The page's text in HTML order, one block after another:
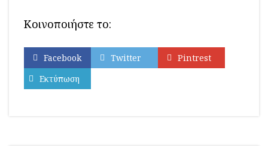
Κοινοποιήστε το:
Facebook Twitter
Pintrest
Εκτύπωση